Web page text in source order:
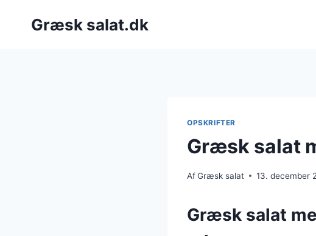
Græsk salat.dk
OPSKRIFTER
Græsk salat
AfGræsk salat 13. december
Græsk salat